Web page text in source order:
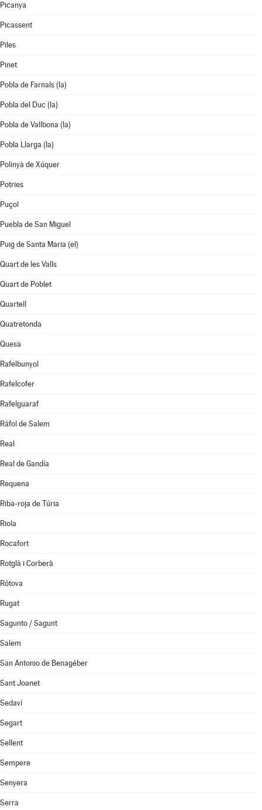
Picanya
Picassent
Piles
Pinet
Pobla de Farnals (la)
Pobla del Duc (la)
Pobla de Vallbona (la)
Pobla Llarga (la)
Polinyà de Xúquer
Potries
Puçol
Puebla de San Miguel
Puig de Santa Maria (el)
Quart de les Valls
Quart de Poblet
Quartell
Quatretonda
Quesa
Rafelbunyol
Rafelcofer
Rafelguaraf
Ráfol de Salem
Real
Real de Gandía
Requena
Riba-roja de Túria
Riola
Rocafort
Rotglà i Corberà
Rótova
Rugat
Sagunto / Sagunt
Salem
San Antonio de Benagéber
Sant Joanet
Sedaví
Segart
Sellent
Sempere
Senyera
Serra